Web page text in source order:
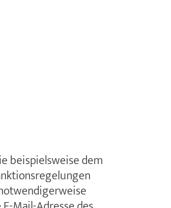
beispielsweise dem